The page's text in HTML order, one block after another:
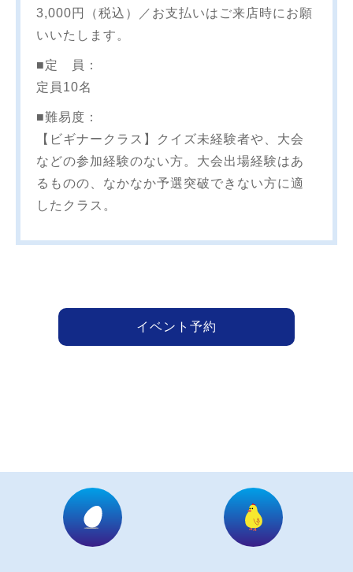
3,000円（税込）／お支払いはご来店時にお願
いいたします。
■定 員：
定員10名
■難易度：
【ビギナークラス】クイズ未経験者や、大会
などの参加経験のない方。大会出場経験はあ
るものの、なかなか予選突破できない方に適
したクラス。
イベント予約